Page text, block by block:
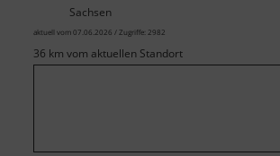
Sachsen
aktuell vom 07.06.2026 / Zugriffe: 2982
36 km vom aktuellen Standort